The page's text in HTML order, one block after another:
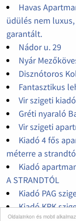
Oldalainkon és mobil
Havas
üdülés nem
garantált.
Nádor u. 29
Nyár
Disznótoros
Fantasztikus
Vir szigeti
Gréti nyaraló
Vir szigeti
Kiadó 4 fős
méterre a
Kiadó
A STRANDTÓL
Kiadó PAG
Kiadó KRK